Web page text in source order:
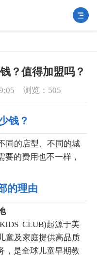
？值得加盟吗？
浏览：505
钱？
同的店型、不同的城
要的费用也不一样，
的理由
CLUB)起源于美
童及家庭提供高品质
，是全球儿童早期教